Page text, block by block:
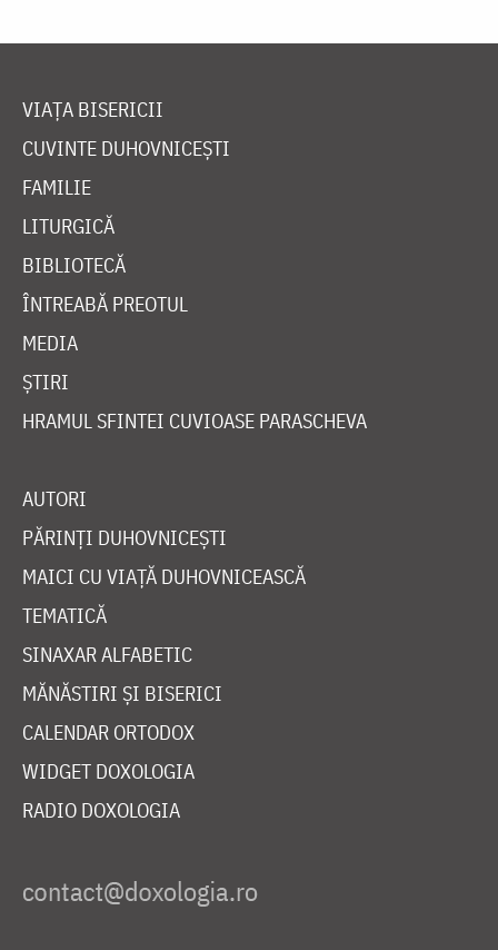
VIAȚA BISERICII
CUVINTE DUHOVNICEȘTI
FAMILIE
LITURGICĂ
BIBLIOTECĂ
ÎNTREABĂ PREOTUL
MEDIA
ȘTIRI
HRAMUL SFINTEI CUVIOASE PARASCHEVA
AUTORI
PĂRINȚI DUHOVNICEȘTI
MAICI CU VIAȚĂ DUHOVNICEASCĂ
TEMATICĂ
SINAXAR ALFABETIC
MĂNĂSTIRI ȘI BISERICI
CALENDAR ORTODOX
WIDGET DOXOLOGIA
RADIO DOXOLOGIA